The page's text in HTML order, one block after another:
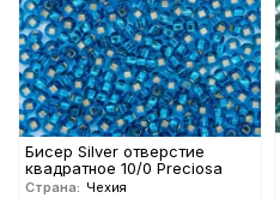
Бисер Silver отверстие
квадратное 10/0 Preciosa
Страна: Чехия